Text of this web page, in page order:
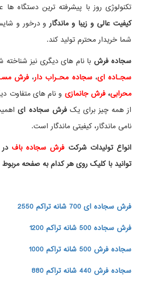
تکنولوژی روز با پیشرفته ترین دستگاه
کیفیت عالی و زیبا و ماندگارو درخور و
شما خریدار محترم تولید کند.
سجاده فرش با نام های دیگری نیز
سجـاده ای، سجاده محـراب دار،فرش
محرابی، فرش جانمازی و نام های متفاوت
از همه چیز برای یکفرش سجاده ای
نامی ماندگار، کیفیتی ماندگار است.
انواع تولیدات شرکت فرش سجاده بافدر
توانید با کلیک روی هر کدام به صفحه مربوط
فرش سجاده ای 700 شانه تراکم 2550
فرش سجاده 500 شانه تراکم 1200
سجاده فرش 500 شانه تراکم 1000
سجاده فرش 440 شانه تراکم 880